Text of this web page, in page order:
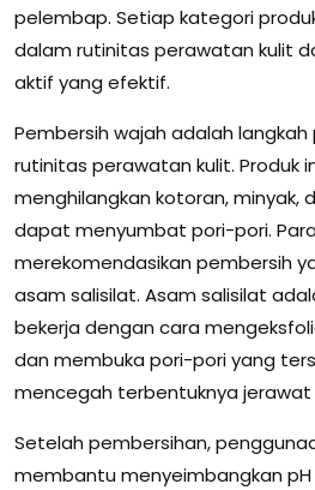
pelembap. Setiap kategori
dalam rutinitas perawatan kulit
aktif yang efektif.
Pembersih wajah adalah
rutinitas perawatan kulit. Produk
menghilangkan kotoran, minyak,
dapat menyumbat pori-pori.
merekomendasikan pembersih
asam salisilat. Asam salisilat
bekerja dengan cara
dan membuka pori-pori yang
mencegah terbentuknya jerawat
Setelah pembersihan,
membantu menyeimbangkan